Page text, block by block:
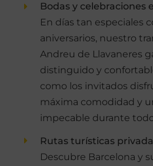
Bodas y celebraciones
En días tan especiales
aniversarios, nuestro
Andreu de Llavaneres
distinguido y
como los invitados
máxima comodidad y
impecable durante
Rutas turísticas
Descubre Barcelona y